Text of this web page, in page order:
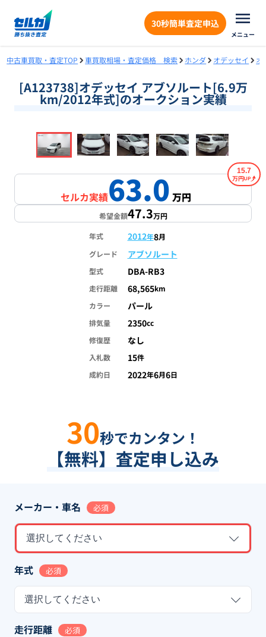
30秒簡単査定申込
メニュー
中古車買取・査定TOP 車買取相場・査定価格 検索 ホンダ オデッセイ オ
[A123738]オデッセイ アブソルート[6.9万
km/2012年式]のオークション実績
1/18
セルカ実績63.0万円
15.7
万円
希望金額47.3万円
年式 2012年8月
グレード
アブソルート
型式 DBA-RB3
走行距離 68,565km
カラー
パール
排気量 2350cc
修復歴
なし
入札数 15件
成約日
2022年6月6日
30秒でカンタン！
【無料】査定申し込み
メーカー・車名 必須
選択してください
年式 必須
選択してください
走行距離 必須